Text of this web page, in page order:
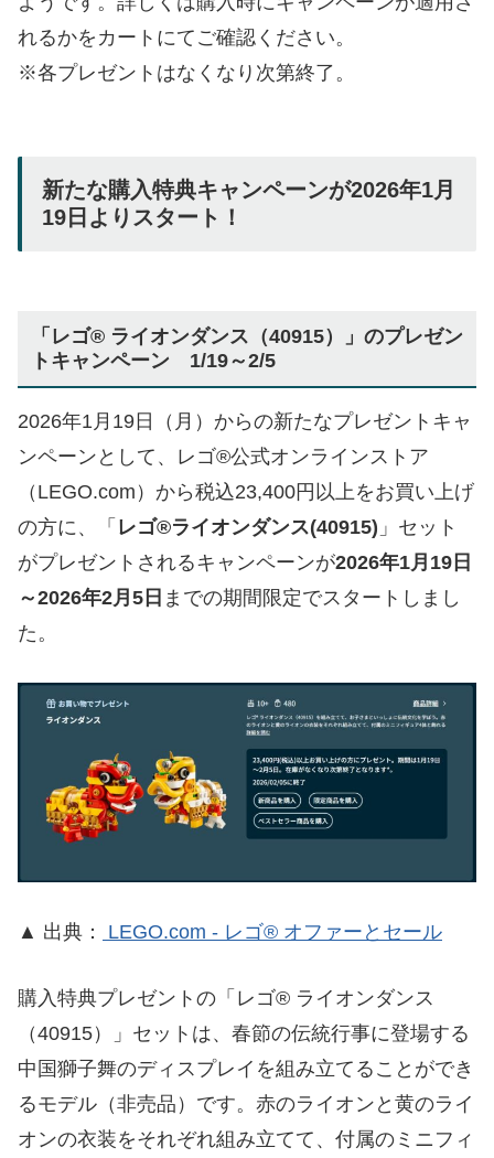
れるかをカートにてご確認ください。
※各プレゼントはなくなり次第終了。
新たな購入特典キャンペーンが2026年1月
19日よりスタート！
「レゴ® ライオンダンス（40915）」のプレゼン
トキャンペーン 1/19～2/5
2026年1月19日（月）からの新たなプレゼントキャ
ンペーンとして、レゴ®公式オンラインストア
（LEGO.com）から税込23,400円以上をお買い上げ
の方に、「 レゴ®ライオンダンス(40915) 」セット
がプレゼントされるキャンペーンが2026年1月19日
～2026年2月5日 までの期間限定でスタートしまし
た。
▲ 出典： LEGO.com - レゴ® オファーとセール
購入特典プレゼントの「レゴ® ライオンダンス
（40915）」セットは、春節の伝統行事に登場する
中国獅子舞のディスプレイを組み立てることができ
るモデル（非売品）です。赤のライオンと黄のライ
オンの衣装をそれぞれ組み立てて、付属のミニフィ